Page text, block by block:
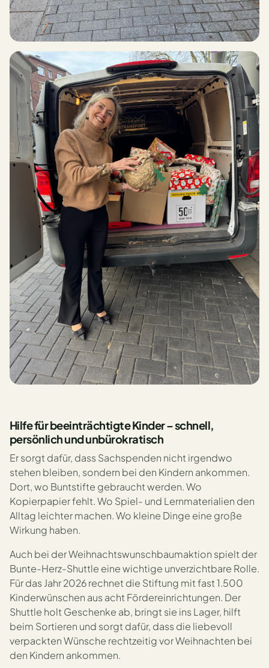
Hilfe für beeinträchtigte Kinder – schnell,
persönlich und unbürokratisch
Er sorgt dafür, dass Sachspenden nicht irgendwo
stehen bleiben, sondern bei den Kindern ankommen.
Dort, wo Buntstifte gebraucht werden. Wo
Kopierpapier fehlt. Wo Spiel- und Lernmaterialien den
Alltag leichter machen. Wo kleine Dinge eine große
Wirkung haben.
Auch bei der Weihnachtswunschbaumaktion spielt der
Bunte-Herz-Shuttle eine wichtige unverzichtbare Rolle.
Für das Jahr 2026 rechnet die Stiftung mit fast 1.500
Kinderwünschen aus acht Fördereinrichtungen. Der
Shuttle holt Geschenke ab, bringt sie ins Lager, hilft
beim Sortieren und sorgt dafür, dass die liebevoll
verpackten Wünsche rechtzeitig vor Weihnachten bei
den Kindern ankommen.